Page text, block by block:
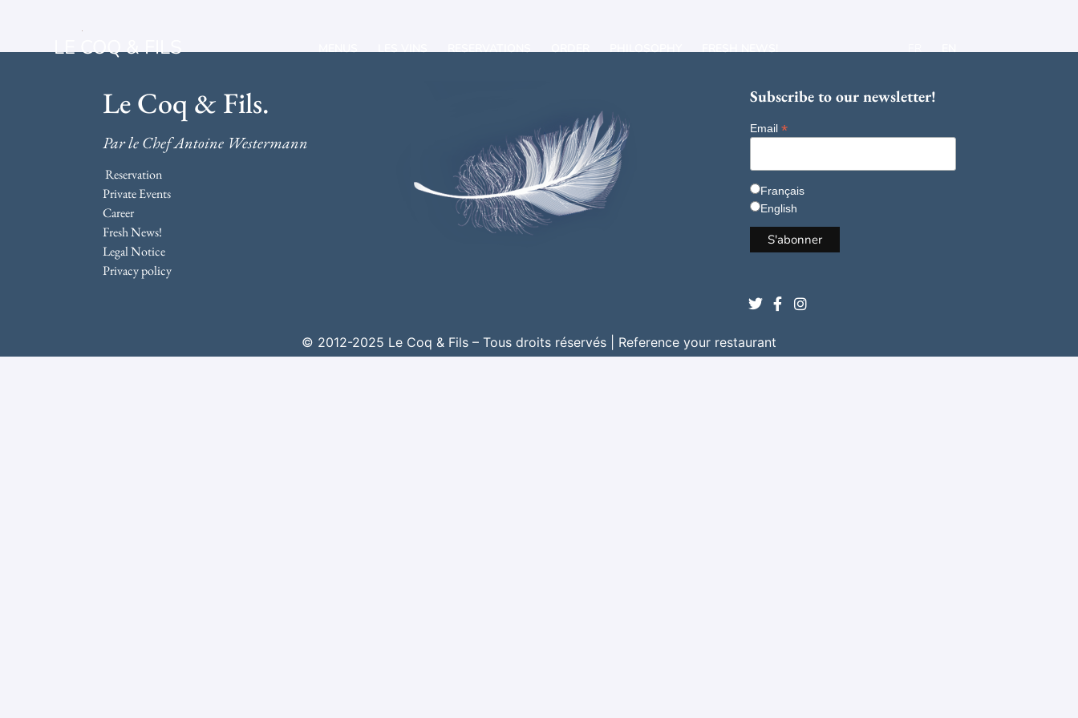
LE COQ & FILS MENUS LES VINS RESERVATIONS ORDER PHILOSOPHY FRESH NEWS! FR EN
Le Coq & Fils.
Par le Chef Antoine Westermann
Reservation
Private Events
Career
Fresh News!
Legal Notice
Privacy policy
Subscribe to our newsletter!
Email *
Français
English
© 2012-2025 Le Coq & Fils – Tous droits réservés | Reference your restaurant